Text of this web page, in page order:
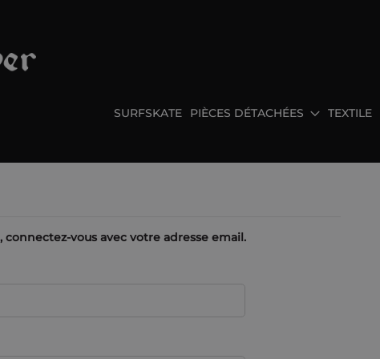
SURFSKATE PIÈCES DÉTACHÉES TEXTILE
connectez-vous avec votre adresse email.